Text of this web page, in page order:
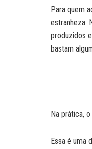
Para quem
estranheza.
produzidos
bastam
Na prática,
Essa é uma